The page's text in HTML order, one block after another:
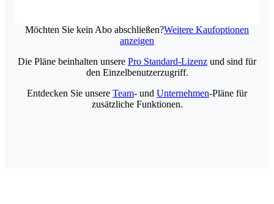
Möchten Sie kein Abo abschließen?Weitere Kaufoptionen
anzeigen
Die Pläne beinhalten unsere Pro Standard-Lizenz und sind für
den Einzelbenutzerzugriff.
Entdecken Sie unsere Team- und Unternehmen-Pläne für
zusätzliche Funktionen.